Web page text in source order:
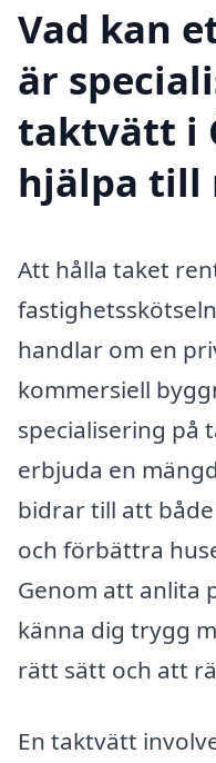
Vad kan
är
taktvätt i
hjälpa till
Att hålla taket
handlar om en
kommersiell
specialisering på
erbjuda en
bidrar till att
och förbättra
Genom att anlita
känna dig trygg
rätt sätt och att
En taktvätt